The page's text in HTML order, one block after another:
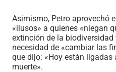
Asimismo, Petro aprovechó
«ilusos» a quienes «niegan
extinción de la
necesidad de «cambiar las
que dijo: «Hoy están ligadas
muerte».